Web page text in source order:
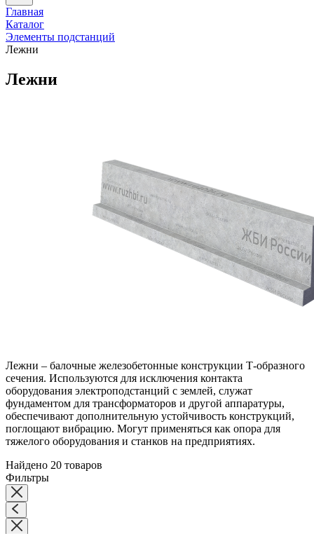
Главная
Каталог
Элементы подстанций
Лежни
Лежни
Лежни – балочные железобетонные конструкции Т-образного
сечения. Используются для исключения контакта
оборудования электроподстанций с землей, служат
фундаментом для трансформаторов и другой аппаратуры,
обеспечивают дополнительную устойчивость конструкций,
поглощают вибрацию. Могут применяться как опора для
тяжелого оборудования и станков на предприятиях.
Найдено 20 товаров
Фильтры